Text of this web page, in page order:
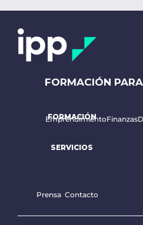
FORMACIÓN
FORMACIÓN
EmprendimientoFinanzas
SERVICIOS
Prensa Contacto